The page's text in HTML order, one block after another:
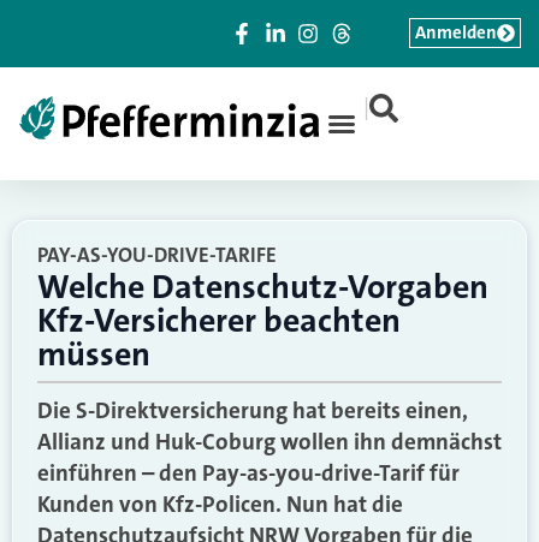
|
Anmelden
PAY-AS-YOU-DRIVE-TARIFE
Welche Datenschutz-Vorgaben
Kfz-Versicherer beachten
müssen
Die S-Direktversicherung hat bereits einen,
Allianz und Huk-Coburg wollen ihn demnächst
einführen – den Pay-as-you-drive-Tarif für
Kunden von Kfz-Policen. Nun hat die
Datenschutzaufsicht NRW Vorgaben für die